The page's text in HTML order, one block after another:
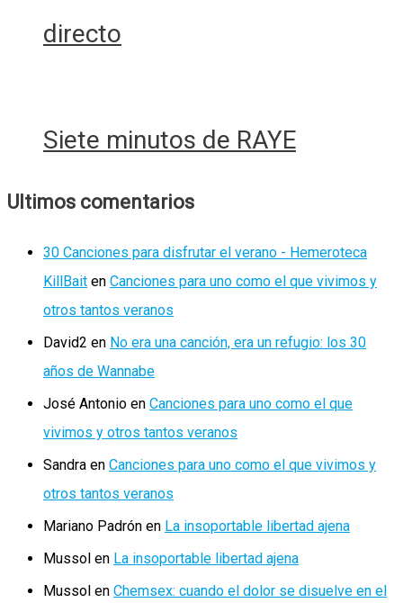
directo
Siete minutos de RAYE
Ultimos comentarios
30 Canciones para disfrutar el verano - Hemeroteca
KillBait en Canciones para uno como el que vivimos y
otros tantos veranos
David2 en No era una canción, era un refugio: los 30
años de Wannabe
José Antonio en Canciones para uno como el que
vivimos y otros tantos veranos
Sandra en Canciones para uno como el que vivimos y
otros tantos veranos
Mariano Padrón en La insoportable libertad ajena
Mussol en La insoportable libertad ajena
Mussol en Chemsex: cuando el dolor se disuelve en el